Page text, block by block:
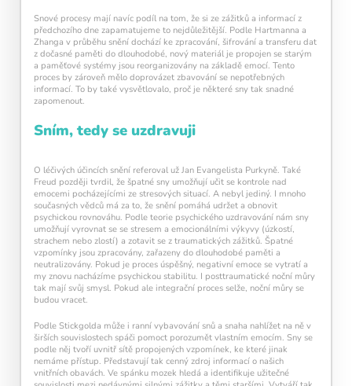
Snové procesy mají navíc podíl na tom, že si ze zážitků a informací z
předchozího dne zapamatujeme to nejdůležitější. Podle Hartmanna a
Zhanga v průběhu snění dochází ke zpracování, šifrování a transferu dat
z dočasné paměti do dlouhodobé, nový materiál je propojen se starým
a paměťové systémy jsou reorganizovány na základě emocí. Tento
proces by zároveň mělo doprovázet zbavování se nepotřebných
informací. To by také vysvětlovalo, proč je některé sny tak snadné
zapomenout.
Sním, tedy se uzdravuji
O léčivých účincích snění referoval už Jan Evangelista Purkyně. Také
Freud později tvrdil, že špatné sny umožňují učit se kontrole nad
emocemi pocházejícími ze stresových situací. A nebyl jediný. I mnoho
současných vědců má za to, že snění pomáhá udržet a obnovit
psychickou rovnováhu. Podle teorie psychického uzdravování nám sny
umožňují vyrovnat se se stresem a emocionálními výkyvy (úzkostí,
strachem nebo zlostí) a zotavit se z traumatických zážitků. Špatné
vzpomínky jsou zpracovány, zařazeny do dlouhodobé paměti a
neutralizovány. Pokud je proces úspěšný, negativní emoce se vytratí a
my znovu nacházíme psychickou stabilitu. I posttraumatické noční můry
tak mají svůj smysl. Pokud ale integrační proces selže, noční můry se
budou vracet.
Podle Stickgolda může i ranní vybavování snů a snaha nahlížet na ně v
širších souvislostech spáči pomoct porozumět vlastním emocím. Sny se
podle něj tvoří uvnitř sítě propojených vzpomínek, ke které jinak
nemáme přístup. Představují tak cenný zdroj informací o našich
vnitřních obavách. Ve spánku mozek hledá a identifikuje užitečné